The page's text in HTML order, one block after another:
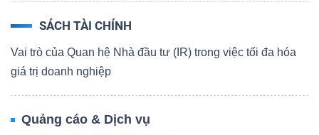
SÁCH TÀI CHÍNH
Vai trò của Quan hệ Nhà đầu tư (IR) trong việc tối đa hóa
giá trị doanh nghiệp
Quảng cáo & Dịch vụ